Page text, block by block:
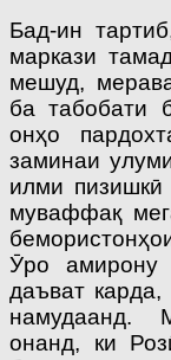
Бад-ин
маркази
мешуд,
ба табобати
онҳо
заминаи
илми пизишкӣ
муваффақ
Ӯро амирону
даъват
намудаанд.
онанд, ки